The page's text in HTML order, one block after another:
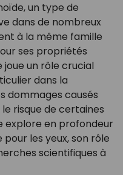
un type de
dans de nombreux
à la même famille
ses propriétés
joue un rôle crucial
dans la
dommages causés
risque de certaines
explore en profondeur
les yeux, son rôle
scientifiques à